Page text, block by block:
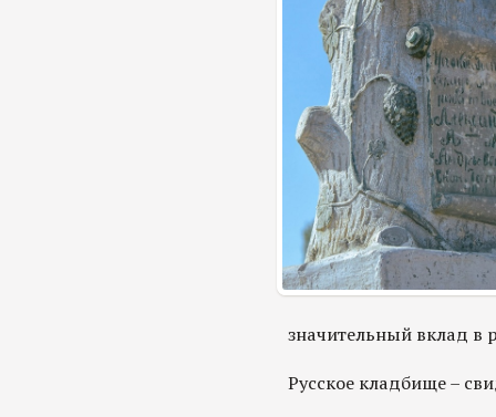
значительный вклад в
Русское кладбище –